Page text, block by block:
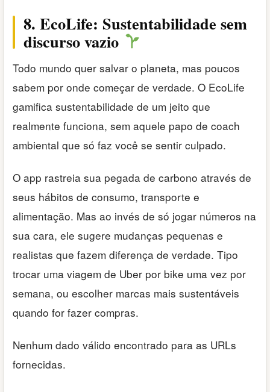
8. EcoLife: Sustentabilidade sem
discurso vazio
Todo mundo quer salvar o planeta, mas poucos
sabem por onde começar de verdade. O EcoLife
gamifica sustentabilidade de um jeito que
realmente funciona, sem aquele papo de coach
ambiental que só faz você se sentir culpado.
O app rastreia sua pegada de carbono através de
seus hábitos de consumo, transporte e
alimentação. Mas ao invés de só jogar números na
sua cara, ele sugere mudanças pequenas e
realistas que fazem diferença de verdade. Tipo
trocar uma viagem de Uber por bike uma vez por
semana, ou escolher marcas mais sustentáveis
quando for fazer compras.
Nenhum dado válido encontrado para as URLs
fornecidas.